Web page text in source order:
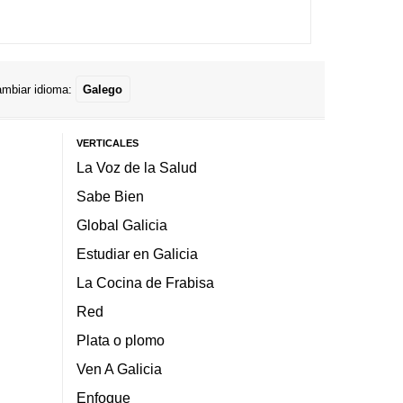
idioma: Galego
VERTICALES
La Voz de la Salud
Sabe Bien
Global Galicia
Estudiar en Galicia
La Cocina de Frabisa
Red
Plata o plomo
Ven A Galicia
Enfoque